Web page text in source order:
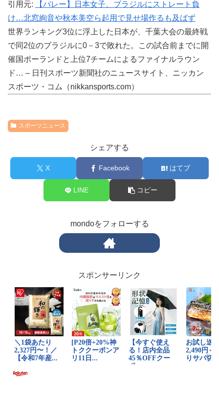
引用元:
【バレー】日本女子、ブラジルにストレート負
け…北窓絢音や秋本美空ら起用で見せ場作るも及ばず
世界ランキング3位に浮上した日本が、千葉大会の最終戦
で同2位のブラジルに0－3で敗れた。この試合前までに開
催国ポーランドと上位7チームによるファイナルラウン
ド… – 日刊スポーツ新聞社のニュースサイト、ニッカン
スポーツ・コム（nikkansports.com）
スポーツニュース
シェアする
X Facebook はてブ
LINE コピー
mondoをフォローする
スポンサーリンク